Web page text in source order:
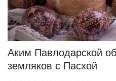
Аким Павлодарской
земляков с Пасхой